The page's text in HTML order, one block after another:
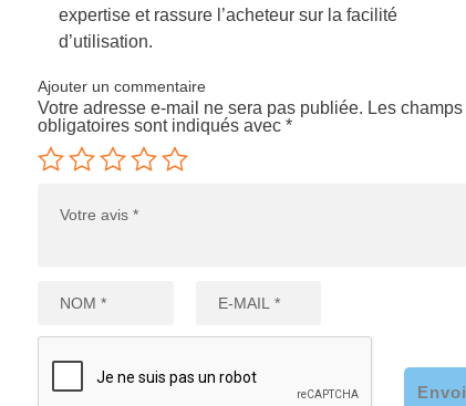
expertise et rassure l’acheteur sur la facilité
d’utilisation.
Ajouter un commentaire
Votre adresse e-mail ne sera pas publiée. Les champs
obligatoires sont indiqués avec *
Envoi